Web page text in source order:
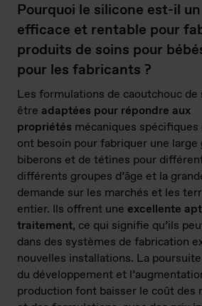
Pourquoi le silicone est-il
efficace et rentable pour
produits de soins pour
pour les fabricants ?
Les formulations de caoutchouc
être adaptées pour répondre aux
propriétés mécaniques
ont besoin pour fabriquer une large
biberons et de tétines pour
différents groupes d’âge et la
demande sur les marchés et les
entier. Ils offrent une excellente
traitement, ce qui signifie qu’ils
dans des systèmes de fabrication
nouvelles installations. La
du développement et
production font baisser le coût des